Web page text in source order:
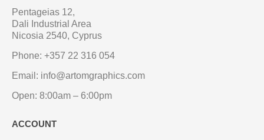
Pentageias 12,
Dali Industrial Area
Nicosia 2540, Cyprus
Phone: +357 22 316 054
Email: info@artomgraphics.com
Open: 8:00am – 6:00pm
ACCOUNT